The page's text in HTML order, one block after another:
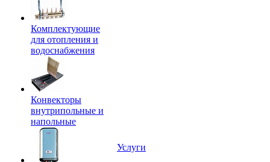
Комплектующие
для отопления и
водоснабжения
Конвекторы
внутрипольные и
напольные
Услуги